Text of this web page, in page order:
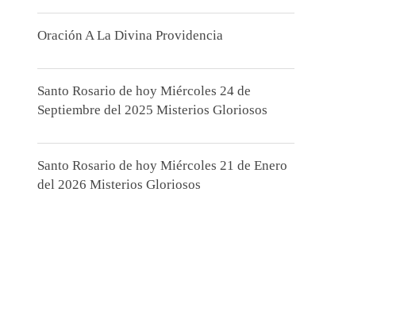
Oración A La Divina Providencia
Santo Rosario de hoy Miércoles 24 de
Septiembre del 2025 Misterios Gloriosos
Santo Rosario de hoy Miércoles 21 de Enero
del 2026 Misterios Gloriosos